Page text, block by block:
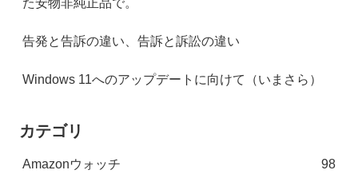
告発と告訴の違い、告訴と訴訟の違い
Windows 11へのアップデートに向けて（いまさら）
カテゴリ
Amazonウォッチ 98